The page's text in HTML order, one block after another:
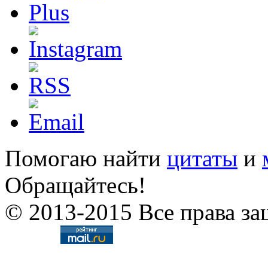
Помогаю найти цитаты и
Обращайтесь!
© 2013-2015 Все права